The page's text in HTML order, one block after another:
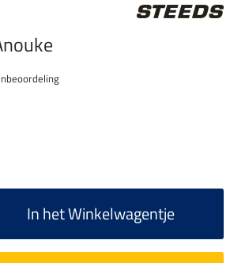
In het Winkelwagentje